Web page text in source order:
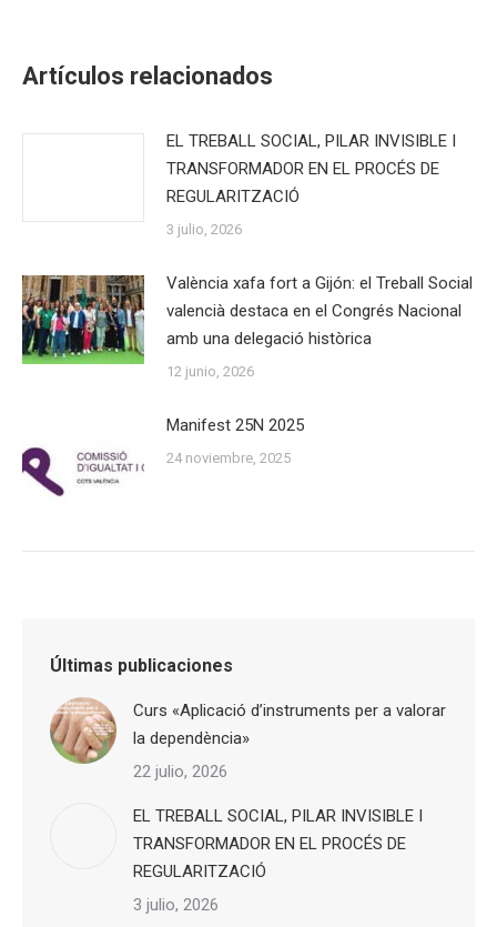
Artículos relacionados
EL TREBALL SOCIAL, PILAR INVISIBLE I
TRANSFORMADOR EN EL PROCÉS DE
REGULARITZACIÓ
3 julio, 2026
València xafa fort a Gijón: el Treball Social
valencià destaca en el Congrés Nacional
amb una delegació històrica
12 junio, 2026
Manifest 25N 2025
24 noviembre, 2025
Últimas publicaciones
Curs «Aplicació d’instruments per a valorar
la dependència»
22 julio, 2026
EL TREBALL SOCIAL, PILAR INVISIBLE I
TRANSFORMADOR EN EL PROCÉS DE
REGULARITZACIÓ
3 julio, 2026